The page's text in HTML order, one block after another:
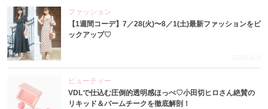
ファッション
【1週間コーデ】7／28(火)〜8／1(土)最新ファッションをピ
ックアップ♡
2026.8.5
ビューティー
VDLで仕込む圧倒的透明感ほっぺ♡小田切ヒロさん絶賛の
リキッド＆バームチークを徹底解剖！